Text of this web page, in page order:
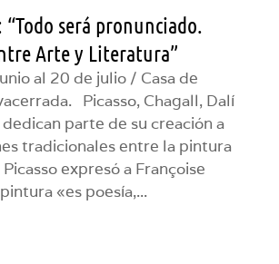
“Todo será pronunciado.
Arte y Literatura”
al 20 de julio / Casa de
Picasso, Chagall, Dalí
parte de su creación a
tradicionales entre la pintura
expresó a Françoise
«es poesía,...